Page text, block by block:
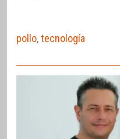
pollo,tecnología